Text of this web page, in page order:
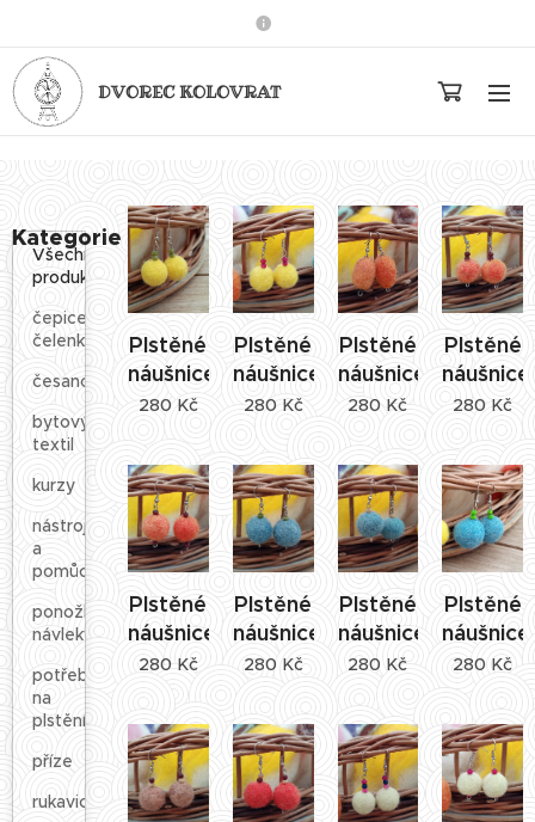
DVOREC KOLOVRAT
Kategorie
Všechny
produkty
čepice,
čelenky
česance
bytový
textil
kurzy
nástroje
a
pomůcky
ponožky,
návleky
potřeby
na
plstění
příze
rukavice
Plstěné
náušnice
280Kč
Plstěné
náušnice
280Kč
Plstěné
náušnice
280 Kč
Plstěné
náušnice
280 Kč
Plstěné
náušnice
280Kč
Plstěné
náušnice
280 Kč
Plstěné
náušnice
280 Kč
Plstěné
náušnice
280 Kč